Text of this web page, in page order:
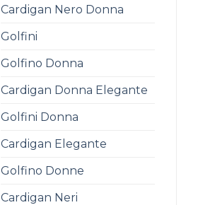
Cardigan Nero Donna
Golfini
Golfino Donna
Cardigan Donna Elegante
Golfini Donna
Cardigan Elegante
Golfino Donne
Cardigan Neri